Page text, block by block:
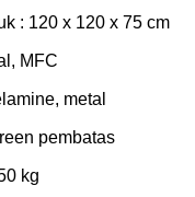
: 120 x 120 x 75 сm
MFC
metal
pembatas
kg